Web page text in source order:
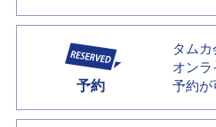
予約
タム
オン
予約が